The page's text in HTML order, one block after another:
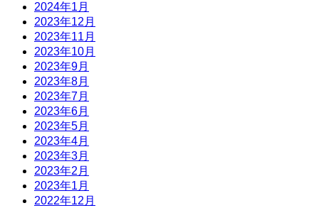
2024年1月
2023年12月
2023年11月
2023年10月
2023年9月
2023年8月
2023年7月
2023年6月
2023年5月
2023年4月
2023年3月
2023年2月
2023年1月
2022年12月